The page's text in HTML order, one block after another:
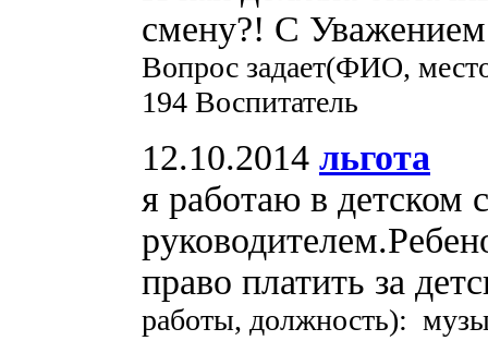
смену?! С
Вопрос задает(ФИО,
194 Воспитатель
12.10.2014 льгота
я работаю в детском
право платить за
работы, должность):